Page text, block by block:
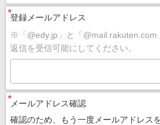
登録メールアドレス
※「@edy.jp」と「@mail.rakuten.com
返信を受信可能にしてください。
*
メールアドレス確認
確認のため、もう一度メールアドレス
*